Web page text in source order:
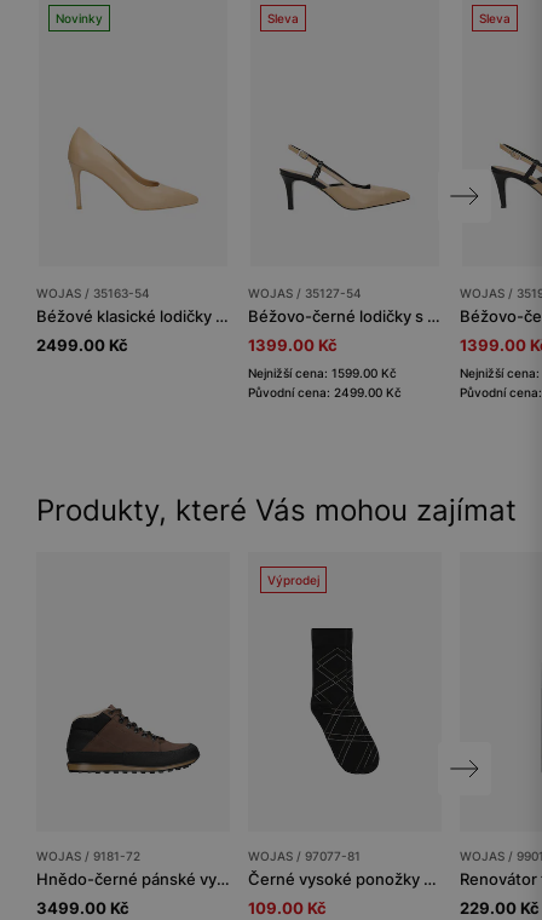
Novinky
WOJAS / 35163-54
Béžové klasické lodičky z lícové kůže
2499.00 Kč
Sleva
WOJAS / 35127-54
Béžovo-černé lodičky s otevřenou patou
1399.00 Kč
Nejnižší cena: 1599.00 Kč
Původní cena: 2499.00 Kč
Sleva
WOJAS /
1399.00
Nejnižší
Původní
Produkty, které Vás mohou zajímat
WOJAS / 9181-72
Hnědo-černé pánské vysoké trekkingové boty s izolační vrstvou
3499.00 Kč
Výprodej
WOJAS / 97077-81
Černé vysoké ponožky s kosočtvercovým vzorem
109.00 Kč
WOJAS /
Renovátor
229.00 Kč